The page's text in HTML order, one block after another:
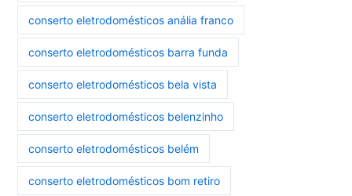
conserto eletrodomésticos anália franco
conserto eletrodomésticos barra funda
conserto eletrodomésticos bela vista
conserto eletrodomésticos belenzinho
conserto eletrodomésticos belém
conserto eletrodomésticos bom retiro